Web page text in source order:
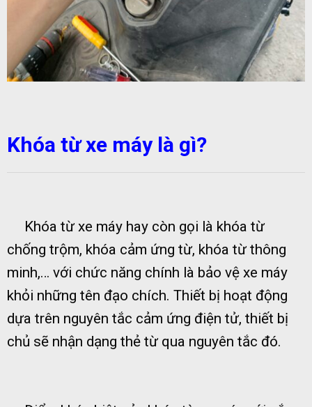
Khóa từ xe máy là gì?
Khóa từ xe máy hay còn gọi là khóa từ
chống trộm, khóa cảm ứng từ, khóa từ thông
minh,… với chức năng chính là bảo vệ xe máy
khỏi những tên đạo chích. Thiết bị hoạt động
dựa trên nguyên tắc cảm ứng điện tử, thiết bị
chủ sẽ nhận dạng thẻ từ qua nguyên tắc đó.